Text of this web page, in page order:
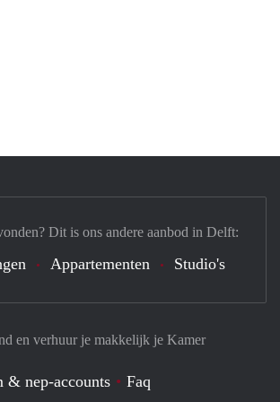
en verhuur je makkelijk je Kamer
& nep-accounts Faq
Dit is ons andere aanbod in Delft:
Appartementen Studio's